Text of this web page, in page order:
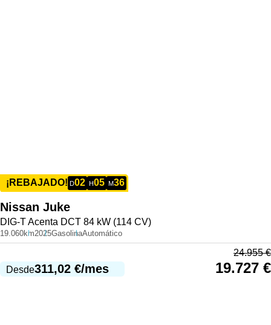
¡REBAJADO! D02 H05 M36
Nissan Juke
DIG-T Acenta DCT 84 kW (114 CV)
19.060km2025GasolinaAutomático
Desde311,02 €/mes
24.955€
19.727 €